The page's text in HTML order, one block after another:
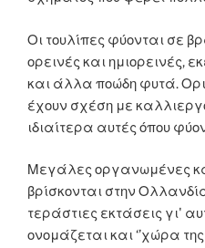
Οι τουλίπες φύονται σε
ορεινές και ημιορεινές,
και άλλα ποώδη φυτά.
έχουν σχέση με
ιδιαίτερα αυτές όπου
Μεγάλες οργανωμένες
βρίσκονται στην
τεράστιες εκτάσεις γι'
ονομάζεται και ‘’χώρα της